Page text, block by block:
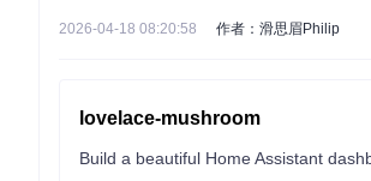
2026-04-18 08:20:58 作者：滑思眉Philip
lovelace-mushroom
Build a beautiful Home Assistant